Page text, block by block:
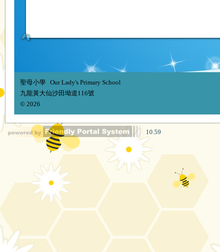
聖母小學 Our Lady's Primary School
九龍黃大仙沙田坳道116號
© 2026
10.59